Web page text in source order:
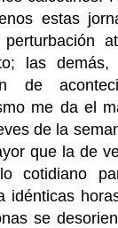
estas
las
de
me da el
de la
que la de
cotidiano
idénticas
se